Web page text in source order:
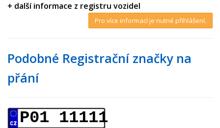
+ další informace z registru vozidel
Pro více informací je nutné přihlášení.
Podobné Registrační značky na
přání
P01 11111